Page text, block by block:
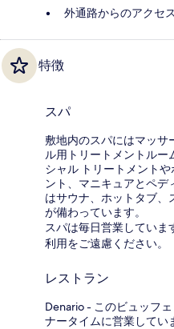
外通路からのアクセス
特徴
スパ
敷地内のスパにはマッサ
ル用トリートメントルー
シャル トリートメント
ント、マニキュアとペ
はサウナ、ホットタブ、
が備わっています。
スパは毎日営業していま
利用をご遠慮ください。
レストラン
Denario - このビュッフ
ナータイムに営業してい